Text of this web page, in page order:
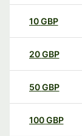
10GBP
20GBP
50GBP
100GBP